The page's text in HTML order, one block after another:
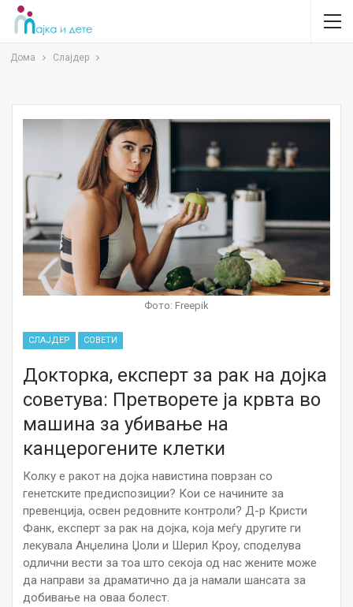
Дома Слајдер
Фото: Freepik
СЛАЈДЕР СОВЕТИ
Докторка, експерт за рак на дојка
советува: Претворете ја крвта во
машина за убивање на
канцерогените клетки
Колку е ракот на дојка навистина поврзан со
генетските предиспозиции? Кои се начините за
превенција, освен редовните контроли? Д-р Кристи
Фанк, експерт за рак на дојка, која меѓу другите ги
лекувала Анџелина Џоли и Шерил Кроу, споделува
одлични вести за тоа што секоја од нас жените може
да направи за драматично да ја намали шансата за
добивање на оваа болест.